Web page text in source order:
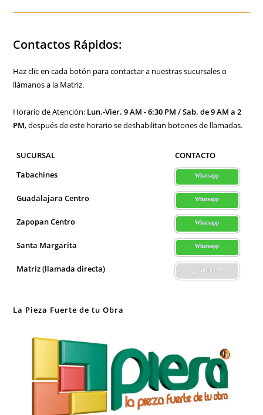
Una
Detalles
Técnicos,
Grosores,
Tamaños
Contactos Rápidos:
Haz clic en cada botón para contactar a nuestras sucursales o
llámanos a la Matriz.
Horario de Atención: Lun.-Vier. 9 AM - 6:30 PM / Sab. de 9 AM a 2
PM, después de este horario se deshabilitan botones de llamadas.
SUCURSAL
CONTACTO
Tabachines
Whatsapp
Guadalajara Centro Whatsapp
Zapopan Centro Whatsapp
Santa Margarita Whatsapp
Matriz (llamada directa) ¡Llámenos!!
La Pieza Fuerte de tu Obra